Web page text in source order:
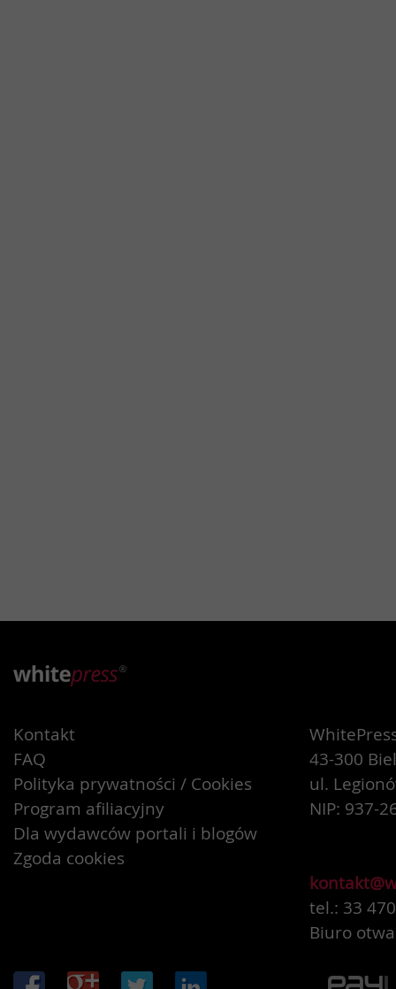
Kontakt
FAQ
Polityka prywatności / Cookies
Program afiliacyjny
Dla wydawców portali i blogów
Zgoda cookies
43-300
ul.
NIP: 937-
tel.: 33
Biuro